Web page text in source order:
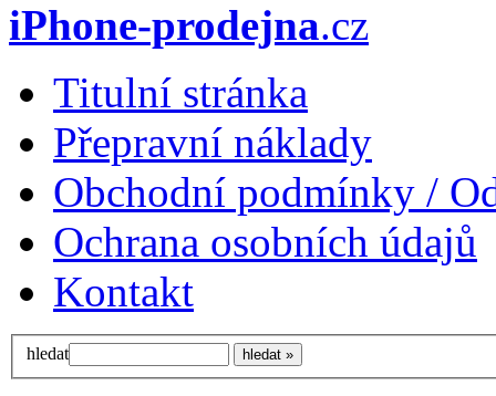
iPhone-prodejna.cz
Titulní stránka
Přepravní náklady
Obchodní podmínky /
Ochrana osobních údajů
Kontakt
hledat